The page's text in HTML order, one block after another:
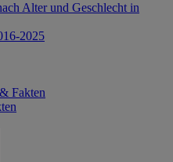
Alter und Geschlecht in
2025
Fakten